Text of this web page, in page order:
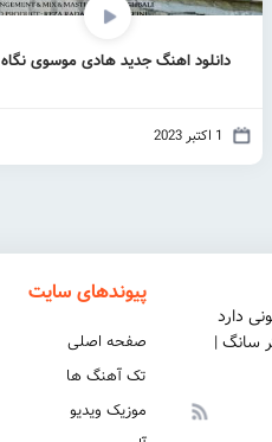
دانلود اهنگ جدید هادی موسوی
1 اکتبر 2023
دارد
سانگ |
پیوندهای سایت
صفحه اصلی
تک آهنگ ها
موزیک ویدیو